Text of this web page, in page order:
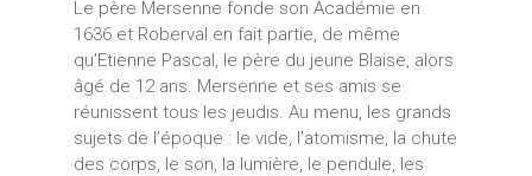
Le père Mersenne fonde son Académie en
1636 et Roberval en fait partie, de même
qu’Etienne Pascal, le père du jeune Blaise, alors
âgé de 12 ans. Mersenne et ses amis se
réunissent tous les jeudis. Au menu, les grands
sujets de l’époque : le vide, l’atomisme, la chute
des corps, le son, la lumière, le pendule, les